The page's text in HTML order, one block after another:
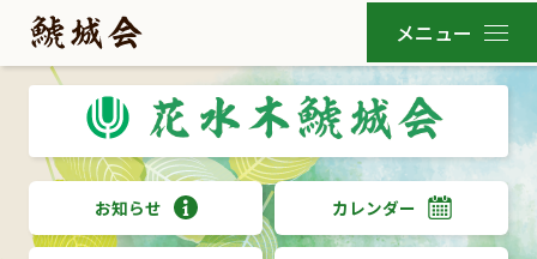
お知らせ カレンダー